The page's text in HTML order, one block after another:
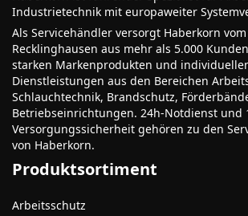
Industrietechnik mit europaweiter
Als Servicehändler versorgt Haberkorn
Recklinghausen aus mehr als 5.000
starken Markenprodukten und
Dienstleistungen aus den Bereichen
Schlauchtechnik, Brandschutz,
Betriebseinrichtungen. 24h-Notdienst und
Versorgungssicherheit gehören zu den
von Haberkorn.
Produktsortiment
Arbeitsschutz